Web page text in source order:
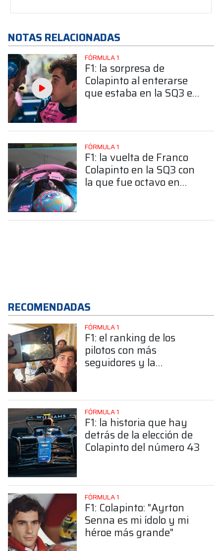
NOTAS RELACIONADAS
FÓRMULA 1
F1: la sorpresa de
Colapinto al enterarse
que estaba en la SQ3 en
FÓRMULA 1
F1: la vuelta de Franco
Colapinto en la SQ3 con
la que fue octavo en
RECOMENDADAS
FÓRMULA 1
F1: el ranking de los
pilotos con más
seguidores y la
FÓRMULA 1
F1: la historia que hay
detrás de la elección de
Colapinto del número 43
FÓRMULA 1
F1: Colapinto: "Ayrton
Senna es mi ídolo y mi
héroe más grande"